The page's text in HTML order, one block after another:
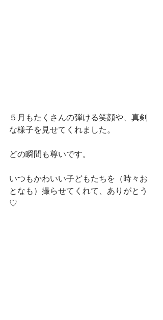
５月もたくさんの弾ける笑顔や、真剣
な様子を見せてくれました。
どの瞬間も尊いです。
いつもかわいい子どもたちを（時々お
となも）撮らせてくれて、ありがとう
♡